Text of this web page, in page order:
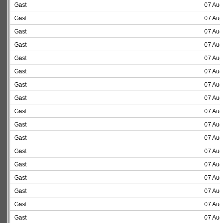
Gast
07
Gast
07
Gast
07
Gast
07
Gast
07
Gast
07
Gast
07
Gast
07
Gast
07
Gast
07
Gast
07
Gast
07
Gast
07
Gast
07
Gast
07
Gast
07
Gast
07